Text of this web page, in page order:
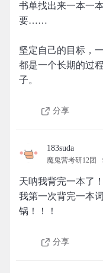
书单找出来一本一
要……
坚定自己的目标，
都是一个长期的过
子。
分享
183suda
魔鬼营考研12团
天呐我背完一本了
我第一次背完一本
锅！！！
分享